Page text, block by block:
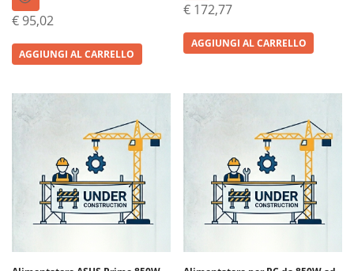
€ 95,02
AGGIUNGI AL CARRELLO
€ 172,77
AGGIUNGI AL CARRELLO